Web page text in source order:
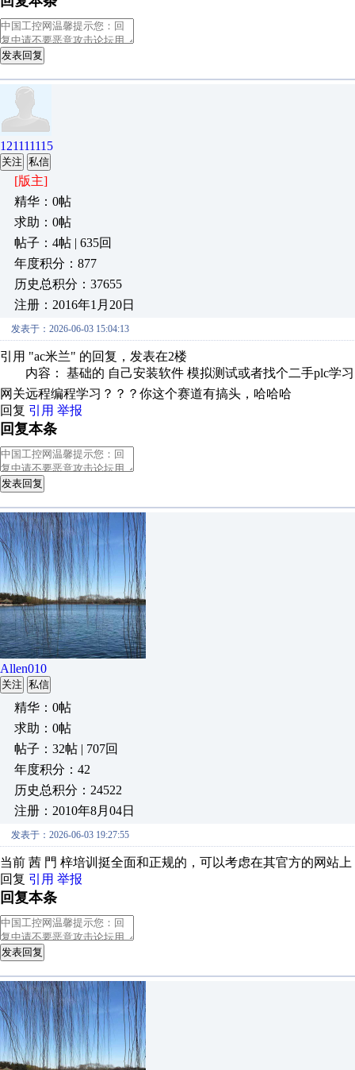
发表回复
121111115
关注 私信
[版主]
精华：0帖
求助：0帖
帖子：4帖 | 635回
年度积分：877
历史总积分：37655
注册：2016年1月20日
发表于：2026-06-03 15:04:13
引用 "ac米兰" 的回复，发表在2楼
内容： 基础的 自己安装软件 模拟测试或者找个二手plc学习
网关远程编程学习？？？你这个赛道有搞头，哈哈哈
回复 引用 举报
回复本条
发表回复
Allen010
关注 私信
精华：0帖
求助：0帖
帖子：32帖 | 707回
年度积分：42
历史总积分：24522
注册：2010年8月04日
发表于：2026-06-03 19:27:55
当前 茜 門 梓培训挺全面和正规的，可以考虑在其官方的网站
回复 引用 举报
回复本条
发表回复